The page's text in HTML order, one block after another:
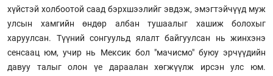
хүйстэй холбоотой саад бэрхшээлийг эвдэж, эмэгтэйчүүд муж
улсын хамгийн өндөр албан тушаалыг хашиж болохыг
харуулсан. Түүний сонгуульд ялалт байгуулсан нь жинхэнэ
сенсаац юм, учир нь Мексик бол "мачисмо" буюу эрчүүдийн
давуу талыг олон үе дараалан хөгжүүлж ирсэн улс юм.